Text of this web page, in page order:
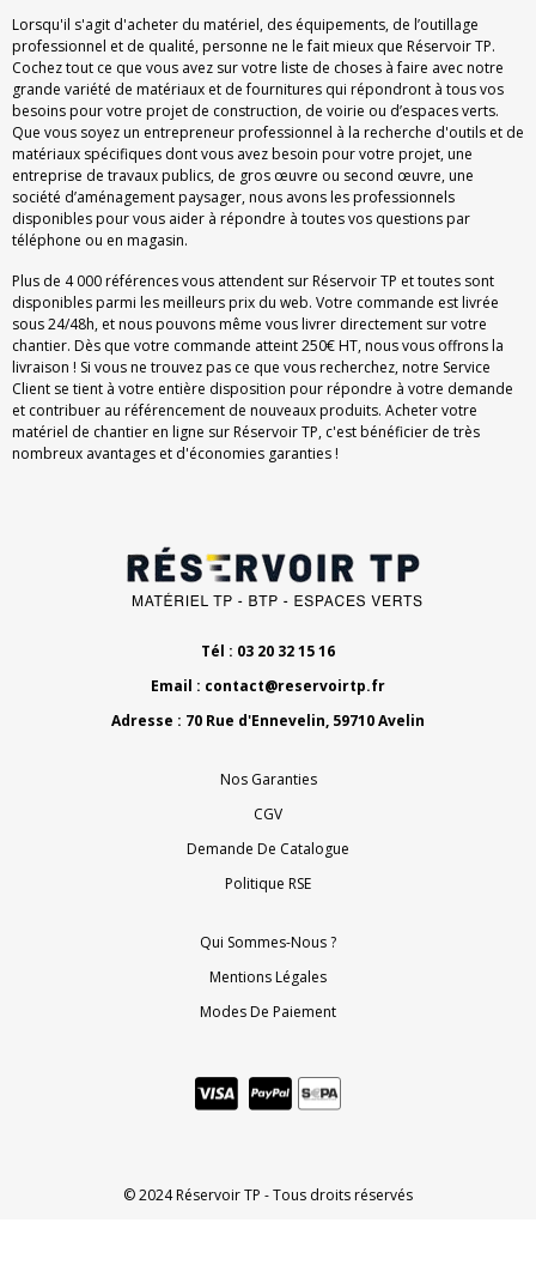
Lorsqu'il s'agit d'acheter du matériel, des équipements, de l’outillage
professionnel et de qualité, personne ne le fait mieux que Réservoir TP.
Cochez tout ce que vous avez sur votre liste de choses à faire avec notre
grande variété de matériaux et de fournitures qui répondront à tous vos
besoins pour votre projet de construction, de voirie ou d’espaces verts.
Que vous soyez un entrepreneur professionnel à la recherche d'outils et de
matériaux spécifiques dont vous avez besoin pour votre projet, une
entreprise de travaux publics, de gros œuvre ou second œuvre, une
société d’aménagement paysager, nous avons les professionnels
disponibles pour vous aider à répondre à toutes vos questions par
téléphone ou en magasin.
Plus de 4 000 références vous attendent sur Réservoir TP et toutes sont
disponibles parmi les meilleurs prix du web. Votre commande est livrée
sous 24/48h, et nous pouvons même vous livrer directement sur votre
chantier. Dès que votre commande atteint 250€ HT, nous vous offrons la
livraison ! Si vous ne trouvez pas ce que vous recherchez, notre Service
Client se tient à votre entière disposition pour répondre à votre demande
et contribuer au référencement de nouveaux produits. Acheter votre
matériel de chantier en ligne sur Réservoir TP, c'est bénéficier de très
nombreux avantages et d'économies garanties !
Tél : 03 20 32 15 16
Email : contact@reservoirtp.fr
Adresse : 70 Rue d'Ennevelin, 59710 Avelin
Nos Garanties
CGV
Demande De Catalogue
Politique RSE
Qui Sommes-Nous ?
Mentions Légales
Modes De Paiement
© 2024 Réservoir TP - Tous droits réservés